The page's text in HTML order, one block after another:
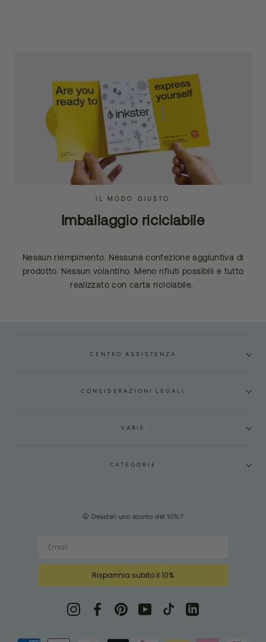
IL MODO GIUSTO
Imballaggio riciclabile
Nessun riempimento. Nessuna confezione aggiuntiva di
prodotto. Nessun volantino. Meno rifiuti possibili e tutto
realizzato con carta riciclabile.
CENTRO ASSISTENZA
CONSIDERAZIONI LEGALI
VARIE
CATEGORIE
🤫 Desideri uno sconto del 10%?
Risparmia subito il 10%